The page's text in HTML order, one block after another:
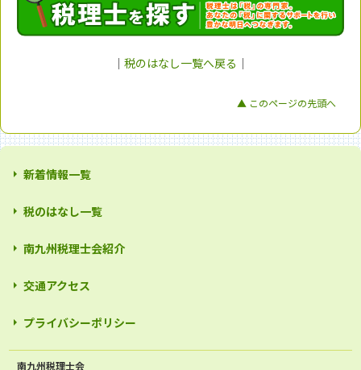
｜ 税のはなし一覧へ戻る ｜
▲ このページの先頭へ
新着情報一覧
税のはなし一覧
南九州税理士会紹介
交通アクセス
プライバシーポリシー
南九州税理士会